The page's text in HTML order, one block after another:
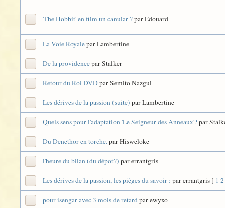
'The Hobbit' en film un canular ?par Edouard
La Voie Royalepar Lambertine
De la providencepar Stalker
Retour du Roi DVDpar Semito Nazgul
Les dérives de la passion (suite) par Lambertine
Quels sens pour l'adaptation 'Le Seigneur des Anneaux'?par
Du Denethor en torche.par Hisweloke
l'heure du bilan (du dépot?) par errantgris
Les dérives de la passion, les pièges du savoir : par errantgris [ 1 2
pour isengar avec 3 mois de retardpar ewyxo